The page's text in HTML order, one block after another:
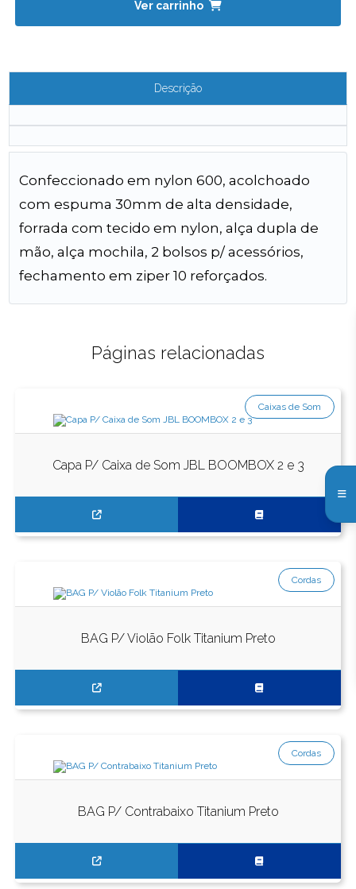
Ver carrinho
Descrição
Confeccionado em nylon 600, acolchoado
com espuma 30mm de alta densidade,
forrada com tecido em nylon, alça dupla de
mão, alça mochila, 2 bolsos p/ acessórios,
fechamento em ziper 10 reforçados.
Páginas relacionadas
Capa P/ Caixa de Som JBL BOOMBOX 2 e 3
Caixas de Som
BAG P/ Violão Folk Titanium Preto
Cordas
BAG P/ Contrabaixo Titanium Preto
Cordas